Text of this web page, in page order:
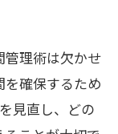
アの事例
軽減法
管理術は欠かせ
を確保するため
見直し、どの